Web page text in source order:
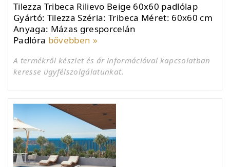
Tilezza Tribeca Rilievo Beige 60x60 padlólap
Gyártó: Tilezza Széria: Tribeca Méret: 60x60 cm
Anyaga: Mázas gresporcelán
Padlóra bővebben »
A termékről készlet és ár információval kapcsolatban
keresse ügyfélszolgálatunkat.